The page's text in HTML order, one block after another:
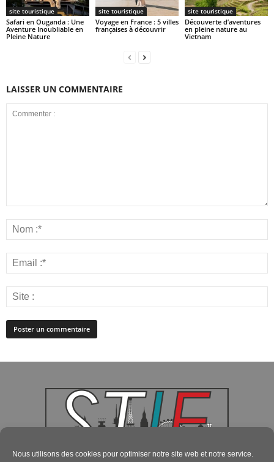
Nous utilisons des cookies pour optimiser notre site web et notre service.
site touristique
Safari en Ouganda : Une
Aventure Inoubliable en
Pleine Nature
site touristique
Voyage en France : 5 villes
françaises à découvrir
site touristique
Découverte d’aventures
en pleine nature au
Vietnam
LAISSER UN COMMENTAIRE